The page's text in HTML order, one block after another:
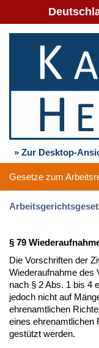
» Zur Desktop-
Gesetze zum
§ 79
Die Vorschriften der
Wiederaufnahme des
nach § 2 Abs. 1 bis 4
jedoch nicht auf
ehrenamtlichen
eines ehrenamtlichen
gestützt werden.